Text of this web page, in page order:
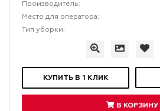
Производитель:
Место для оператора:
Тип уборки:
КУПИТЬ В 1 КЛИК
В КОРЗИНУ